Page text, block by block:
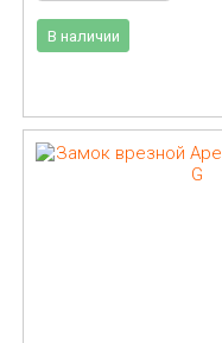
В наличии